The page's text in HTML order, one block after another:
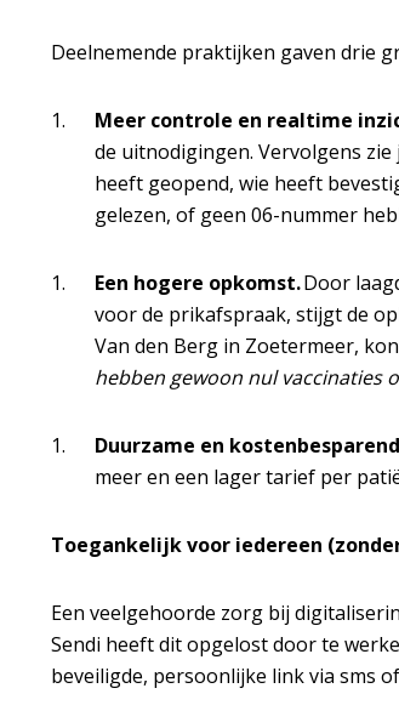
Deelnemende praktijken gaven drie
Meer controle en realtime
de uitnodigingen. Vervolgens
heeft geopend, wie heeft
gelezen, of geen 06-nummer
Een hogere opkomst.Door
voor de prikafspraak, stijgt de
Van den Berg in Zoetermeer,
hebben gewoon nul vaccinaties
Duurzame en
meer en een lager tarief per
Toegankelijk voor iedereen
Een veelgehoorde zorg bij
Sendi heeft dit opgelost door te
beveiligde, persoonlijke link via sms